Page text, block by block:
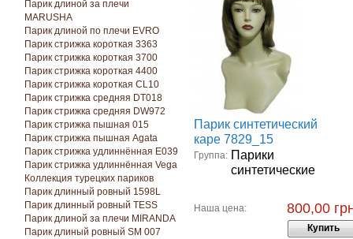
Парик длиной за плечи
MARUSHA
Парик длиной по плечи EVRO
Парик стрижка короткая 3363
Парик стрижка короткая 3700
Парик стрижка короткая 4400
Парик стрижка короткая CL10
Парик стрижка средняя DT018
Парик стрижка средняя DW972
Парик стрижка пышная 015
Парик стрижка пышная Agata
Парик стрижка удлиннённая E039
Парик стрижка удлиннённая Vega
Коллекция турецких париков
Парик длинный ровный 1598L
Парик длинный ровный TESS
Парик длиной за плечи MIRANDA
Парик длиный ровный SM 007
Парик синтетический
каре 7829_15
Группа: Парики
синтетические
Наша цена: 800,00
Купить